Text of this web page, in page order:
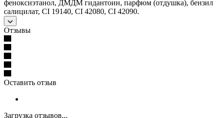
феноксиэтанол, ДМДМ гидантоин, парфюм (отдушка), бензил
салицилат, СІ 19140, СІ 42080, СІ 42090.
Отзывы
Оставить отзыв
Загрузка отзывов...